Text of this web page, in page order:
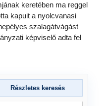
keretében ma reggel
kapuit a nyolcvanasi
szalagátvágást
képviselő adta fel
Részletes keresés